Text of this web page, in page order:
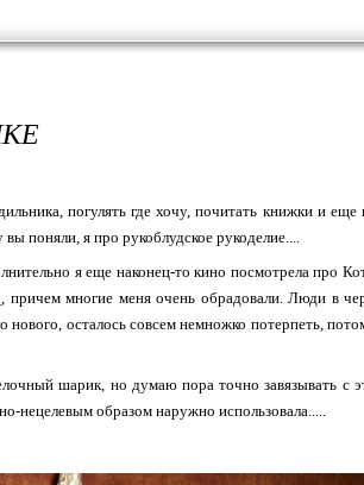
погулять где хочу, почитать книжки и еще
поняли, я про рукоблудское рукоделие....
я еще наконец-то кино посмотрела про
, причем многие меня очень обрадовали. Люди в
осталось совсем немножко потерпеть,
шарик, но думаю пора точно завязывать с
нецелевым образом наружно использовала.....